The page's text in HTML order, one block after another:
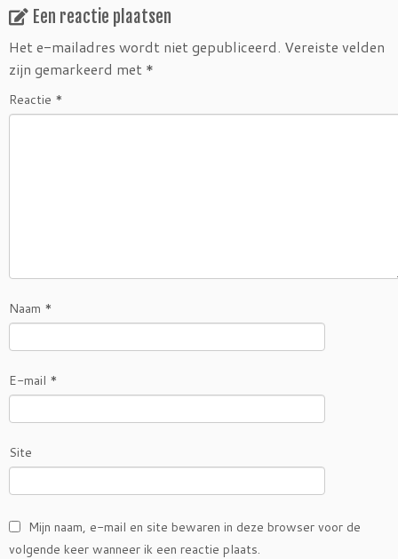
o e
r
Een reactie plaatsen
Het e-mailadres wordt niet gepubliceerd. Vereiste velden
zijn gemarkeerd met *
Reactie *
Naam *
E-mail *
Site
Mijn naam, e-mail en site bewaren in deze browser voor de
volgende keer wanneer ik een reactie plaats.